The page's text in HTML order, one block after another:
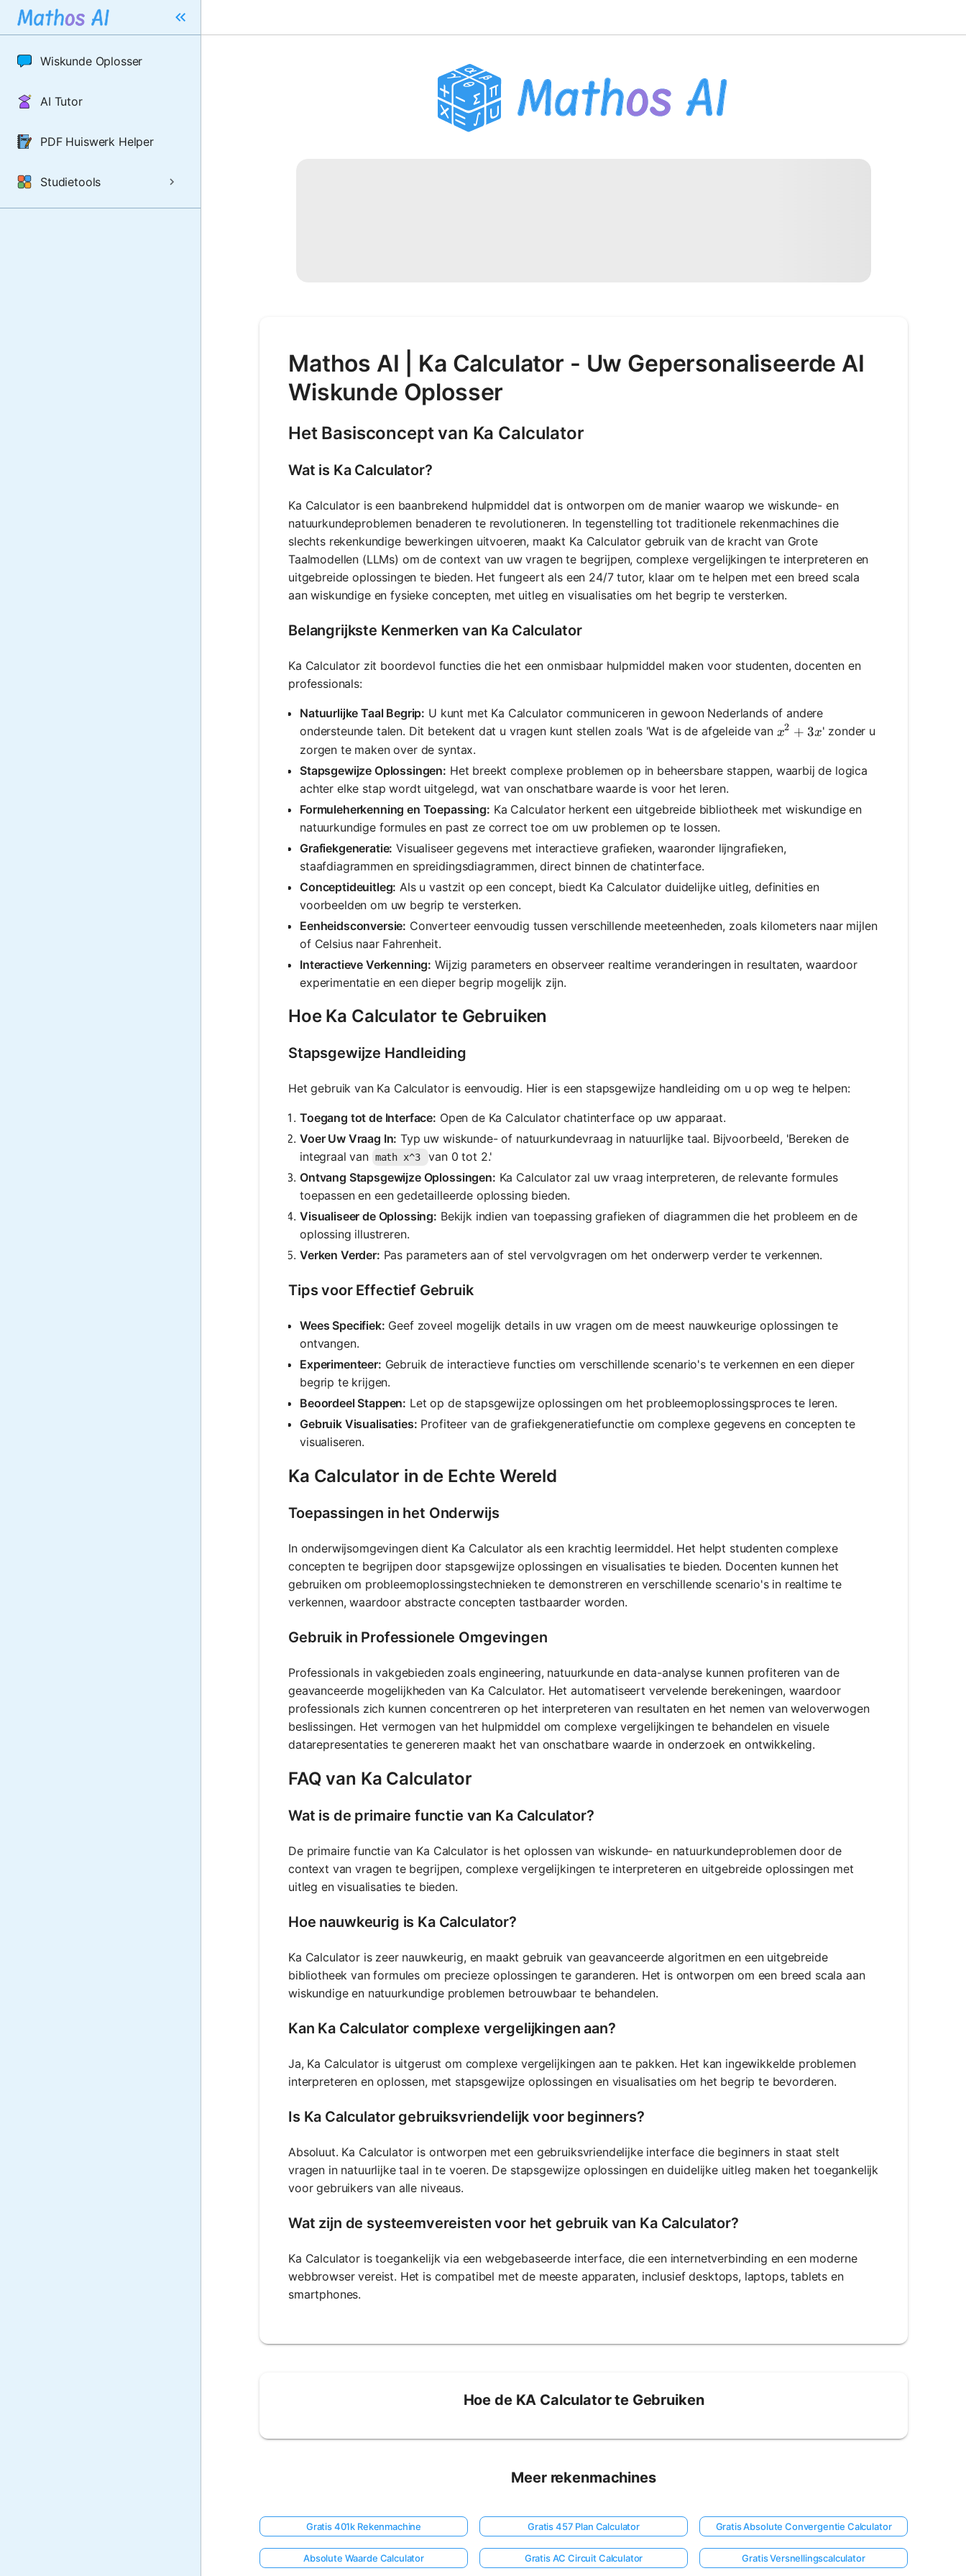
Wiskunde Oplosser
AI Tutor
PDF Huiswerk Helper
Studietools
Mathos AI | Ka Calculator - Uw Gepersonaliseerde AI
Wiskunde Oplosser
Het Basisconcept van Ka Calculator
Wat is Ka Calculator?
Ka Calculator is een baanbrekend hulpmiddel dat is ontworpen om de manier waarop we wiskunde- en
natuurkundeproblemen benaderen te revolutioneren. In tegenstelling tot traditionele rekenmachines die
slechts rekenkundige bewerkingen uitvoeren, maakt Ka Calculator gebruik van de kracht van Grote
Taalmodellen (LLMs) om de context van uw vragen te begrijpen, complexe vergelijkingen te interpreteren en
uitgebreide oplossingen te bieden. Het fungeert als een 24/7 tutor, klaar om te helpen met een breed scala
aan wiskundige en fysieke concepten, met uitleg en visualisaties om het begrip te versterken.
Belangrijkste Kenmerken van Ka Calculator
Ka Calculator zit boordevol functies die het een onmisbaar hulpmiddel maken voor studenten, docenten en
professionals:
Natuurlijke Taal Begrip: U kunt met Ka Calculator communiceren in gewoon Nederlands of andere
ondersteunde talen. Dit betekent dat u vragen kunt stellen zoals 'Wat is de afgeleide van x^2 + 3x
x2 + 3x' zonder u
zorgen te maken over de syntax.
Stapsgewijze Oplossingen: Het breekt complexe problemen op in beheersbare stappen, waarbij de logica
achter elke stap wordt uitgelegd, wat van onschatbare waarde is voor het leren.
Formuleherkenning en Toepassing: Ka Calculator herkent een uitgebreide bibliotheek met wiskundige en
natuurkundige formules en past ze correct toe om uw problemen op te lossen.
Grafiekgeneratie: Visualiseer gegevens met interactieve grafieken, waaronder lijngrafieken,
staafdiagrammen en spreidingsdiagrammen, direct binnen de chatinterface.
Conceptideuitleg: Als u vastzit op een concept, biedt Ka Calculator duidelijke uitleg, definities en
voorbeelden om uw begrip te versterken.
Eenheidsconversie: Converteer eenvoudig tussen verschillende meeteenheden, zoals kilometers naar mijlen
of Celsius naar Fahrenheit.
Interactieve Verkenning: Wijzig parameters en observeer realtime veranderingen in resultaten, waardoor
experimentatie en een dieper begrip mogelijk zijn.
Hoe Ka Calculator te Gebruiken
Stapsgewijze Handleiding
Het gebruik van Ka Calculator is eenvoudig. Hier is een stapsgewijze handleiding om u op weg te helpen:
Toegang tot de Interface: Open de Ka Calculator chatinterface op uw apparaat.
Voer Uw Vraag In: Typ uw wiskunde- of natuurkundevraag in natuurlijke taal. Bijvoorbeeld, 'Bereken de
integraal van math x^3
van 0 tot 2.'
Ontvang Stapsgewijze Oplossingen: Ka Calculator zal uw vraag interpreteren, de relevante formules
toepassen en een gedetailleerde oplossing bieden.
Visualiseer de Oplossing: Bekijk indien van toepassing grafieken of diagrammen die het probleem en de
oplossing illustreren.
Verken Verder: Pas parameters aan of stel vervolgvragen om het onderwerp verder te verkennen.
Tips voor Effectief Gebruik
Wees Specifiek: Geef zoveel mogelijk details in uw vragen om de meest nauwkeurige oplossingen te
ontvangen.
Experimenteer: Gebruik de interactieve functies om verschillende scenario's te verkennen en een dieper
begrip te krijgen.
Beoordeel Stappen: Let op de stapsgewijze oplossingen om het probleemoplossingsproces te leren.
Gebruik Visualisaties: Profiteer van de grafiekgeneratiefunctie om complexe gegevens en concepten te
visualiseren.
Ka Calculator in de Echte Wereld
Toepassingen in het Onderwijs
In onderwijsomgevingen dient Ka Calculator als een krachtig leermiddel. Het helpt studenten complexe
concepten te begrijpen door stapsgewijze oplossingen en visualisaties te bieden. Docenten kunnen het
gebruiken om probleemoplossingstechnieken te demonstreren en verschillende scenario's in realtime te
verkennen, waardoor abstracte concepten tastbaarder worden.
Gebruik in Professionele Omgevingen
Professionals in vakgebieden zoals engineering, natuurkunde en data-analyse kunnen profiteren van de
geavanceerde mogelijkheden van Ka Calculator. Het automatiseert vervelende berekeningen, waardoor
professionals zich kunnen concentreren op het interpreteren van resultaten en het nemen van weloverwogen
beslissingen. Het vermogen van het hulpmiddel om complexe vergelijkingen te behandelen en visuele
datarepresentaties te genereren maakt het van onschatbare waarde in onderzoek en ontwikkeling.
FAQ van Ka Calculator
Wat is de primaire functie van Ka Calculator?
De primaire functie van Ka Calculator is het oplossen van wiskunde- en natuurkundeproblemen door de
context van vragen te begrijpen, complexe vergelijkingen te interpreteren en uitgebreide oplossingen met
uitleg en visualisaties te bieden.
Hoe nauwkeurig is Ka Calculator?
Ka Calculator is zeer nauwkeurig, en maakt gebruik van geavanceerde algoritmen en een uitgebreide
bibliotheek van formules om precieze oplossingen te garanderen. Het is ontworpen om een breed scala aan
wiskundige en natuurkundige problemen betrouwbaar te behandelen.
Kan Ka Calculator complexe vergelijkingen aan?
Ja, Ka Calculator is uitgerust om complexe vergelijkingen aan te pakken. Het kan ingewikkelde problemen
interpreteren en oplossen, met stapsgewijze oplossingen en visualisaties om het begrip te bevorderen.
Is Ka Calculator gebruiksvriendelijk voor beginners?
Absoluut. Ka Calculator is ontworpen met een gebruiksvriendelijke interface die beginners in staat stelt
vragen in natuurlijke taal in te voeren. De stapsgewijze oplossingen en duidelijke uitleg maken het toegankelijk
voor gebruikers van alle niveaus.
Wat zijn de systeemvereisten voor het gebruik van Ka Calculator?
Ka Calculator is toegankelijk via een webgebaseerde interface, die een internetverbinding en een moderne
webbrowser vereist. Het is compatibel met de meeste apparaten, inclusief desktops, laptops, tablets en
smartphones.
Hoe de KA Calculator te Gebruiken
Meer rekenmachines
Gratis 401k Rekenmachine Gratis 457 Plan Calculator Gratis Absolute Convergentie Calculator
Absolute Waarde Calculator Gratis AC Circuit Calculator Gratis Versnellingscalculator